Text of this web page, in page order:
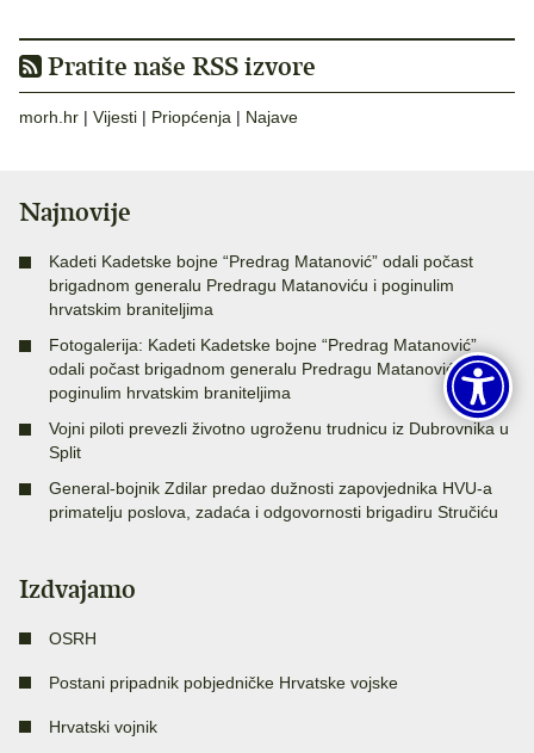
Pratite naše RSS izvore
morh.hr | Vijesti | Priopćenja | Najave
Najnovije
Kadeti Kadetske bojne “Predrag Matanović” odali počast
brigadnom generalu Predragu Matanoviću i poginulim
hrvatskim braniteljima
Fotogalerija: Kadeti Kadetske bojne “Predrag Matanović”
odali počast brigadnom generalu Predragu Matanoviću i
poginulim hrvatskim braniteljima
Vojni piloti prevezli životno ugroženu trudnicu iz Dubrovnika u
Split
General-bojnik Zdilar predao dužnosti zapovjednika HVU-a
primatelju poslova, zadaća i odgovornosti brigadiru Stručiću
Izdvajamo
OSRH
Postani pripadnik pobjedničke Hrvatske vojske
Hrvatski vojnik